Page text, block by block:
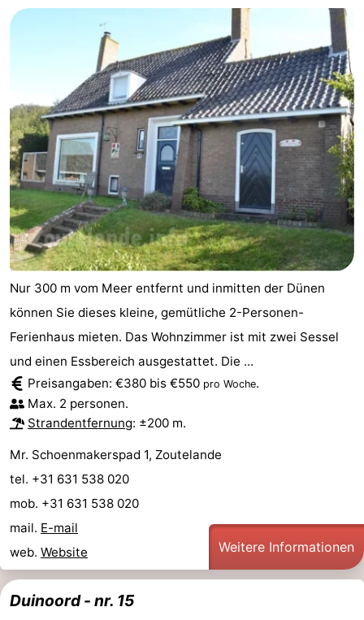
Nur 300 m vom Meer entfernt und inmitten der Dünen
können Sie dieses kleine, gemütliche 2-Personen-
Ferienhaus mieten. Das Wohnzimmer ist mit zwei Sessel
und einen Essbereich ausgestattet. Die ...
Preisangaben: €380 bis €550 pro Woche.
Max. 2 personen.
Strandentfernung: ±200 m.
Mr. Schoenmakerspad 1, Zoutelande
tel. +31 631 538 020
mob. +31 631 538 020
mail. E-mail
web. Website Weitere Informationen
Duinoord - nr. 15